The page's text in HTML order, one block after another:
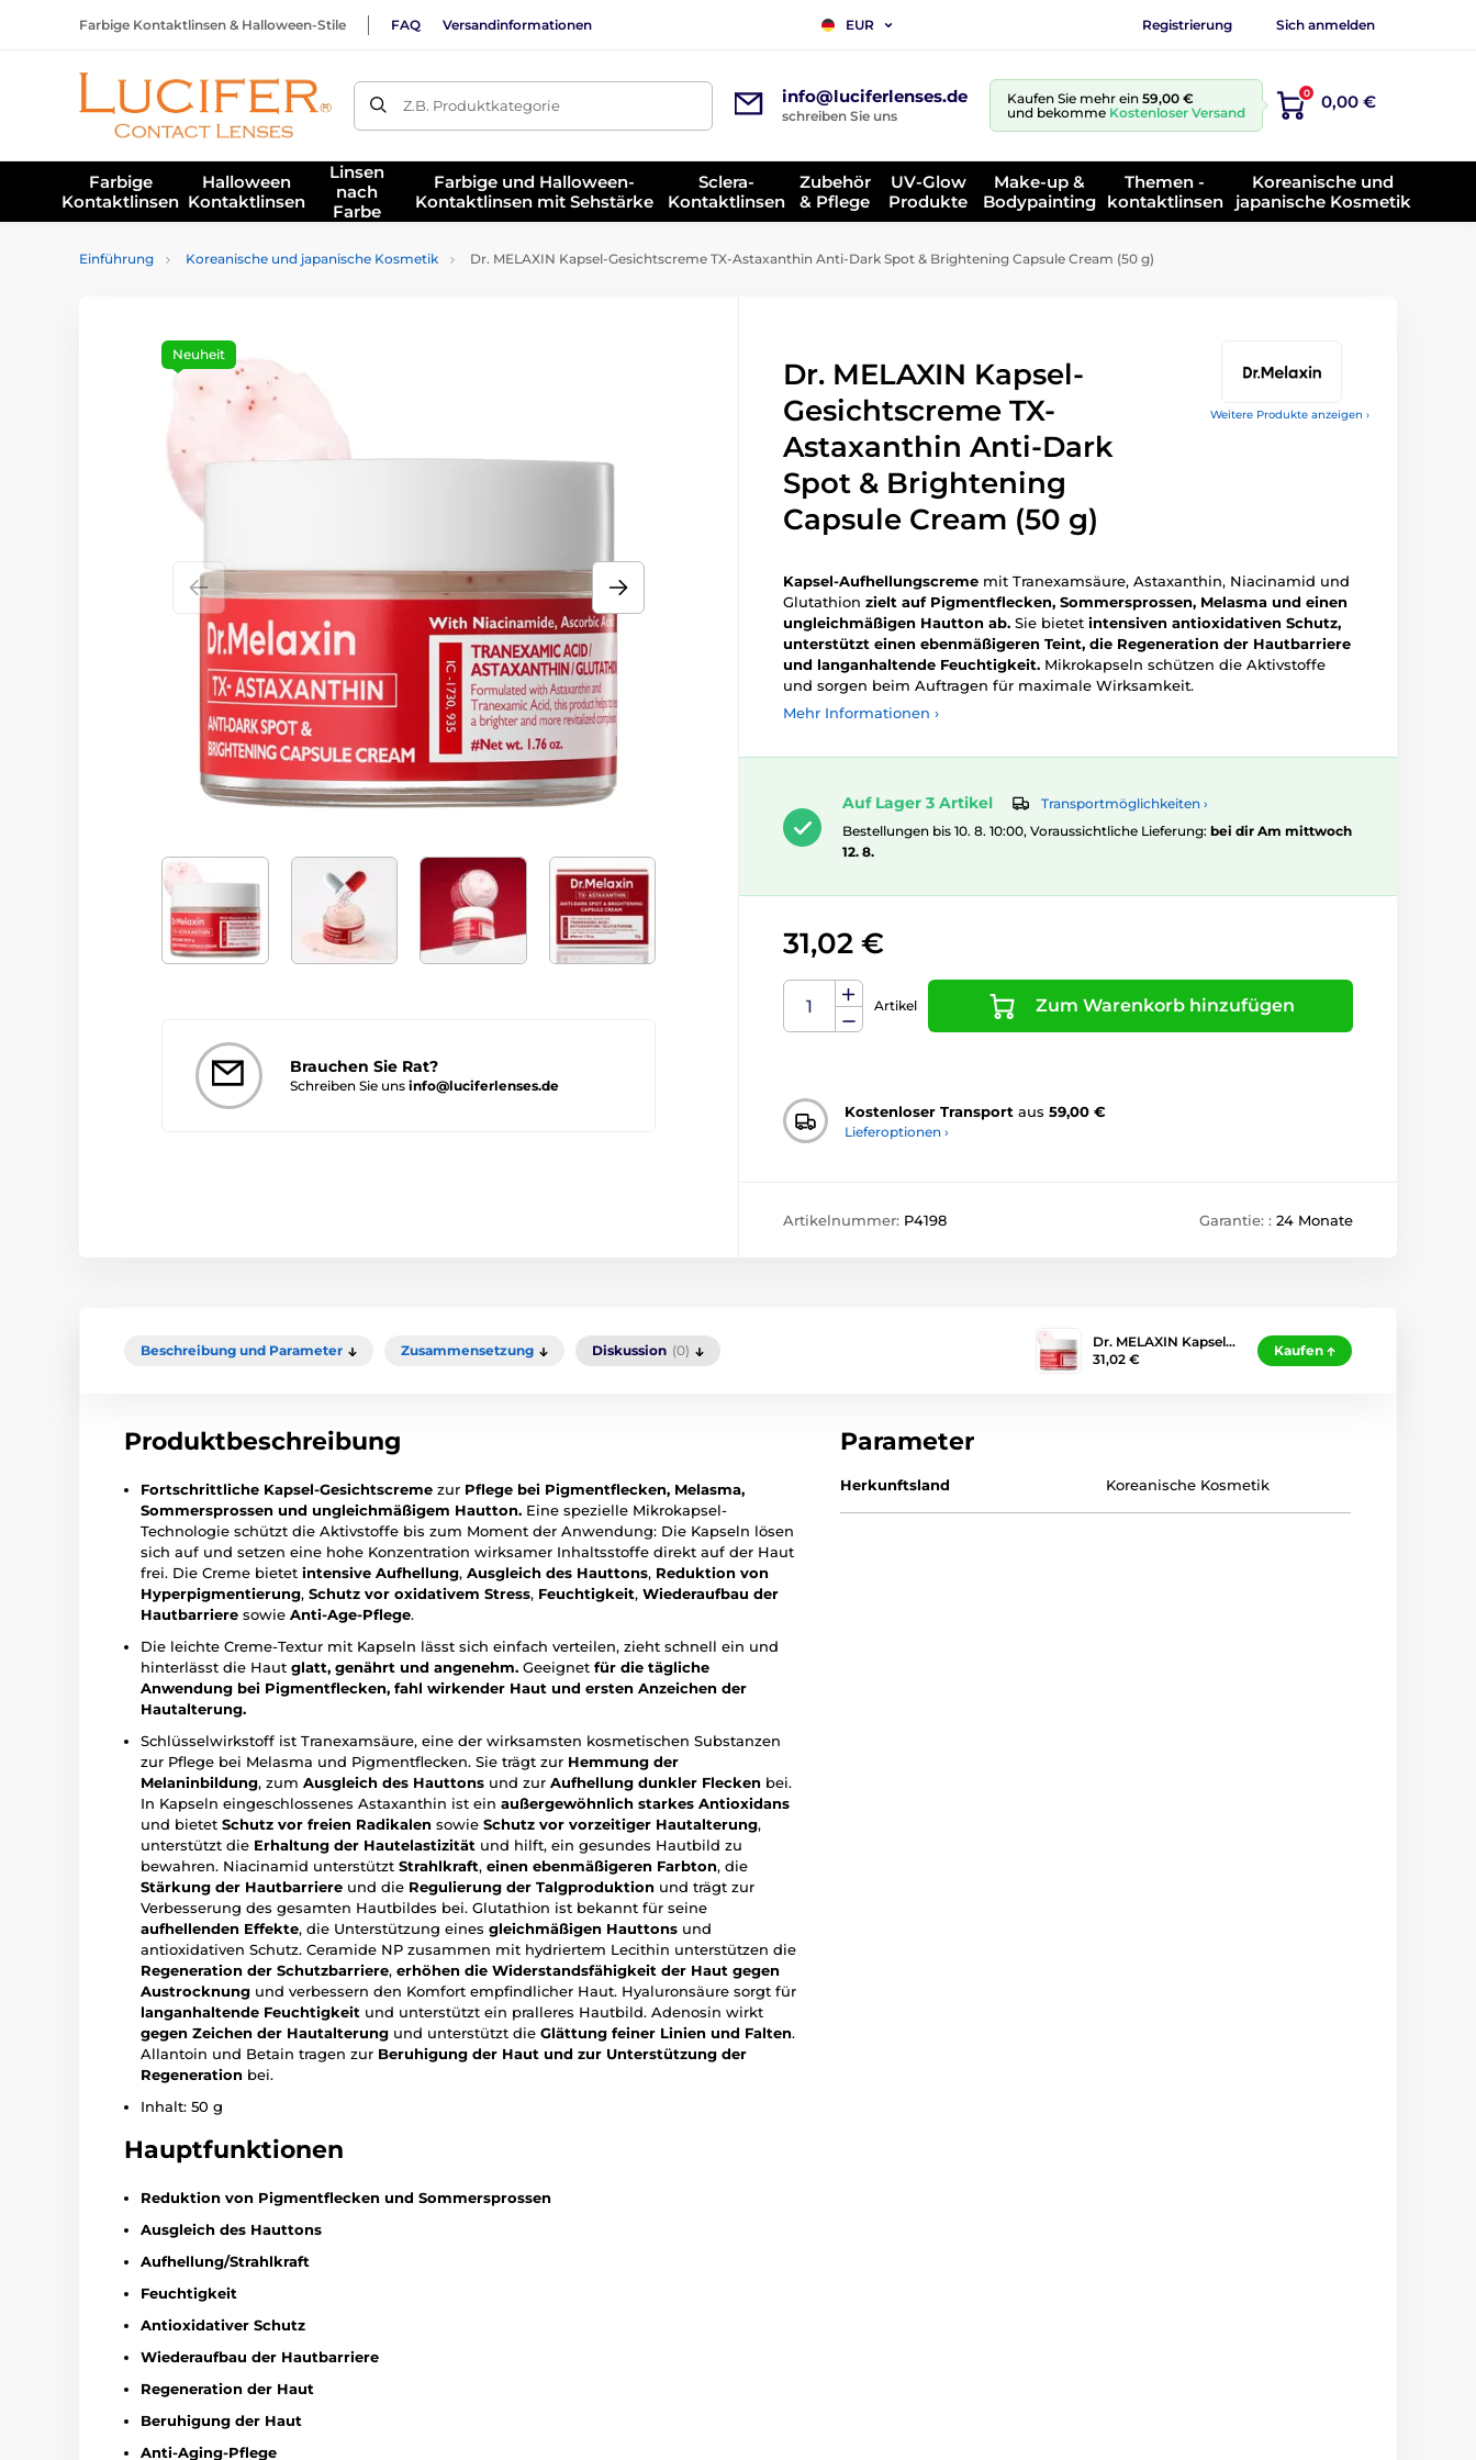
Farbige Kontaktlinsen & Halloween-Stile FAQ Versandinformationen EUR Registrierung Sich anmelden
Z.B. Produktkategorie info@luciferlenses.de
schreiben Sie uns
Kaufen Sie mehr ein 59,00 €
und bekomme Kostenloser Versand
0 0,00 €
Farbige
Kontaktlinsen
Halloween
Kontaktlinsen
Linsen
nach
Farbe
Farbige und Halloween-
Kontaktlinsen mit Sehstärke
Sclera-
Kontaktlinsen
Zubehör
& Pflege
UV-Glow
Produkte
Make-up &
Bodypainting
Themen -
kontaktlinsen
Koreanische und
japanische Kosmetik
Einführung Koreanische und japanische Kosmetik Dr. MELAXIN Kapsel-Gesichtscreme TX-Astaxanthin Anti-Dark Spot & Brightening Capsule Cream (50 g)
Weitere Produkte anzeigen ›
Brauchen Sie Rat?
Schreiben Sie uns info@luciferlenses.de
Neuheit
Dr. MELAXIN Kapsel-
Gesichtscreme TX-
Astaxanthin Anti-Dark
Spot & Brightening
Capsule Cream (50 g)
Kapsel-Aufhellungscreme mit Tranexamsäure, Astaxanthin, Niacinamid und
Glutathion zielt auf Pigmentflecken, Sommersprossen, Melasma und einen
ungleichmäßigen Hautton ab. Sie bietet intensiven antioxidativen Schutz,
unterstützt einen ebenmäßigeren Teint, die Regeneration der Hautbarriere
und langanhaltende Feuchtigkeit. Mikrokapseln schützen die Aktivstoffe
und sorgen beim Auftragen für maximale Wirksamkeit.
Mehr Informationen ›
Auf Lager 3 Artikel
Transportmöglichkeiten ›
Bestellungen bis 10. 8. 10:00, Voraussichtliche Lieferung: bei dir Am mittwoch
12. 8.
31,02 €
Artikel Zum Warenkorb hinzufügen
Kostenloser Transport aus 59,00 €
Lieferoptionen ›
Artikelnummer: P4198 Garantie: : 24 Monate
Beschreibung und Parameter Zusammensetzung Diskussion (0)
Dr. MELAXIN Kapsel…
31,02 €
Kaufen
Produktbeschreibung
Fortschrittliche Kapsel-Gesichtscreme zur Pflege bei Pigmentflecken, Melasma,
Sommersprossen und ungleichmäßigem Hautton. Eine spezielle Mikrokapsel-
Technologie schützt die Aktivstoffe bis zum Moment der Anwendung: Die Kapseln lösen
sich auf und setzen eine hohe Konzentration wirksamer Inhaltsstoffe direkt auf der Haut
frei. Die Creme bietet intensive Aufhellung, Ausgleich des Hauttons, Reduktion von
Hyperpigmentierung, Schutz vor oxidativem Stress, Feuchtigkeit, Wiederaufbau der
Hautbarriere sowie Anti-Age-Pflege.
Die leichte Creme-Textur mit Kapseln lässt sich einfach verteilen, zieht schnell ein und
hinterlässt die Haut glatt, genährt und angenehm. Geeignet für die tägliche
Anwendung bei Pigmentflecken, fahl wirkender Haut und ersten Anzeichen der
Hautalterung.
Schlüsselwirkstoff ist Tranexamsäure, eine der wirksamsten kosmetischen Substanzen
zur Pflege bei Melasma und Pigmentflecken. Sie trägt zur Hemmung der
Melaninbildung, zum Ausgleich des Hauttons und zur Aufhellung dunkler Flecken bei.
In Kapseln eingeschlossenes Astaxanthin ist ein außergewöhnlich starkes Antioxidans
und bietet Schutz vor freien Radikalen sowie Schutz vor vorzeitiger Hautalterung,
unterstützt die Erhaltung der Hautelastizität und hilft, ein gesundes Hautbild zu
bewahren. Niacinamid unterstützt Strahlkraft, einen ebenmäßigeren Farbton, die
Stärkung der Hautbarriere und die Regulierung der Talgproduktion und trägt zur
Verbesserung des gesamten Hautbildes bei. Glutathion ist bekannt für seine
aufhellenden Effekte, die Unterstützung eines gleichmäßigen Hauttons und
antioxidativen Schutz. Ceramide NP zusammen mit hydriertem Lecithin unterstützen die
Regeneration der Schutzbarriere, erhöhen die Widerstandsfähigkeit der Haut gegen
Austrocknung und verbessern den Komfort empfindlicher Haut. Hyaluronsäure sorgt für
langanhaltende Feuchtigkeit und unterstützt ein pralleres Hautbild. Adenosin wirkt
gegen Zeichen der Hautalterung und unterstützt die Glättung feiner Linien und Falten.
Allantoin und Betain tragen zur Beruhigung der Haut und zur Unterstützung der
Regeneration bei.
Inhalt: 50 g
Hauptfunktionen
Reduktion von Pigmentflecken und Sommersprossen
Ausgleich des Hauttons
Aufhellung/Strahlkraft
Feuchtigkeit
Antioxidativer Schutz
Wiederaufbau der Hautbarriere
Regeneration der Haut
Beruhigung der Haut
Anti-Aging-Pflege
Parameter
Herkunftsland Koreanische Kosmetik